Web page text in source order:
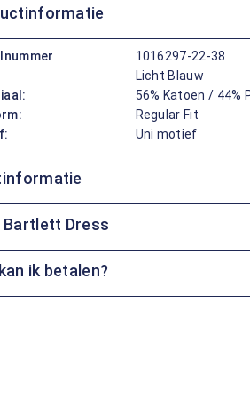
1016297-22-38
Licht Blauw
56% Katoen / 44%
Regular Fit
Uni motief
Bartlett Dress
ik betalen?